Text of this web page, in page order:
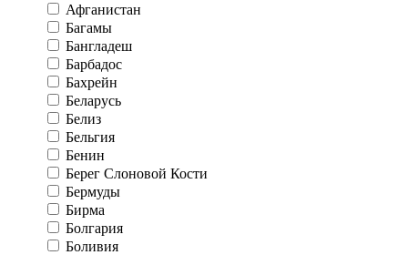
Афганистан
Багамы
Бангладеш
Барбадос
Бахрейн
Беларусь
Белиз
Бельгия
Бенин
Берег Слоновой Кости
Бермуды
Бирма
Болгария
Боливия